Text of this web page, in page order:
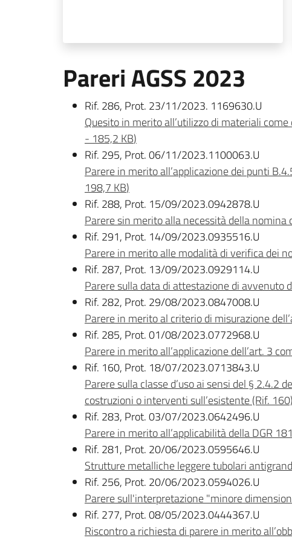
Pareri AGSS 2023
Rif. 286, Prot. 23/11/2023. 1169630.U
Quesito in merito all’utilizzo di materiali
- 185,2 KB)
Rif. 295, Prot. 06/11/2023.1100063.U
Parere in merito all’applicazione dei punti
198,7 KB)
Rif. 288, Prot. 15/09/2023.0942878.U
Parere sin merito alla necessità della nomina
Rif. 291, Prot. 14/09/2023.0935516.U
Parere in merito alle modalità di verifica dei
Rif. 287, Prot. 13/09/2023.0929114.U
Parere sulla data di attestazione di
Rif. 282, Prot. 29/08/2023.0847008.U
Parere in merito al criterio di misurazione
Rif. 285, Prot. 01/08/2023.0772968.U
Parere in merito all’applicazione dell’art. 3
Rif. 160, Prot. 18/07/2023.0713843.U
Parere sulla classe d’uso ai sensi del §
costruzioni o interventi sull’esistente (Rif. 160)
Rif. 283, Prot. 03/07/2023.0642496.U
Parere in merito all’applicabilità della DGR
Rif. 281, Prot. 20/06/2023.0595646.U
Strutture metalliche leggere tubolari
Rif. 256, Prot. 20/06/2023.0594026.U
Parere sull'interpretazione "minore
Rif. 277, Prot. 08/05/2023.0444367.U
Riscontro a richiesta di parere in merito